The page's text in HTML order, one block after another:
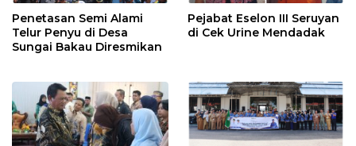
Penetasan Semi Alami
Telur Penyu di Desa
Sungai Bakau Diresmikan
Pejabat Eselon III Seruyan
di Cek Urine Mendadak